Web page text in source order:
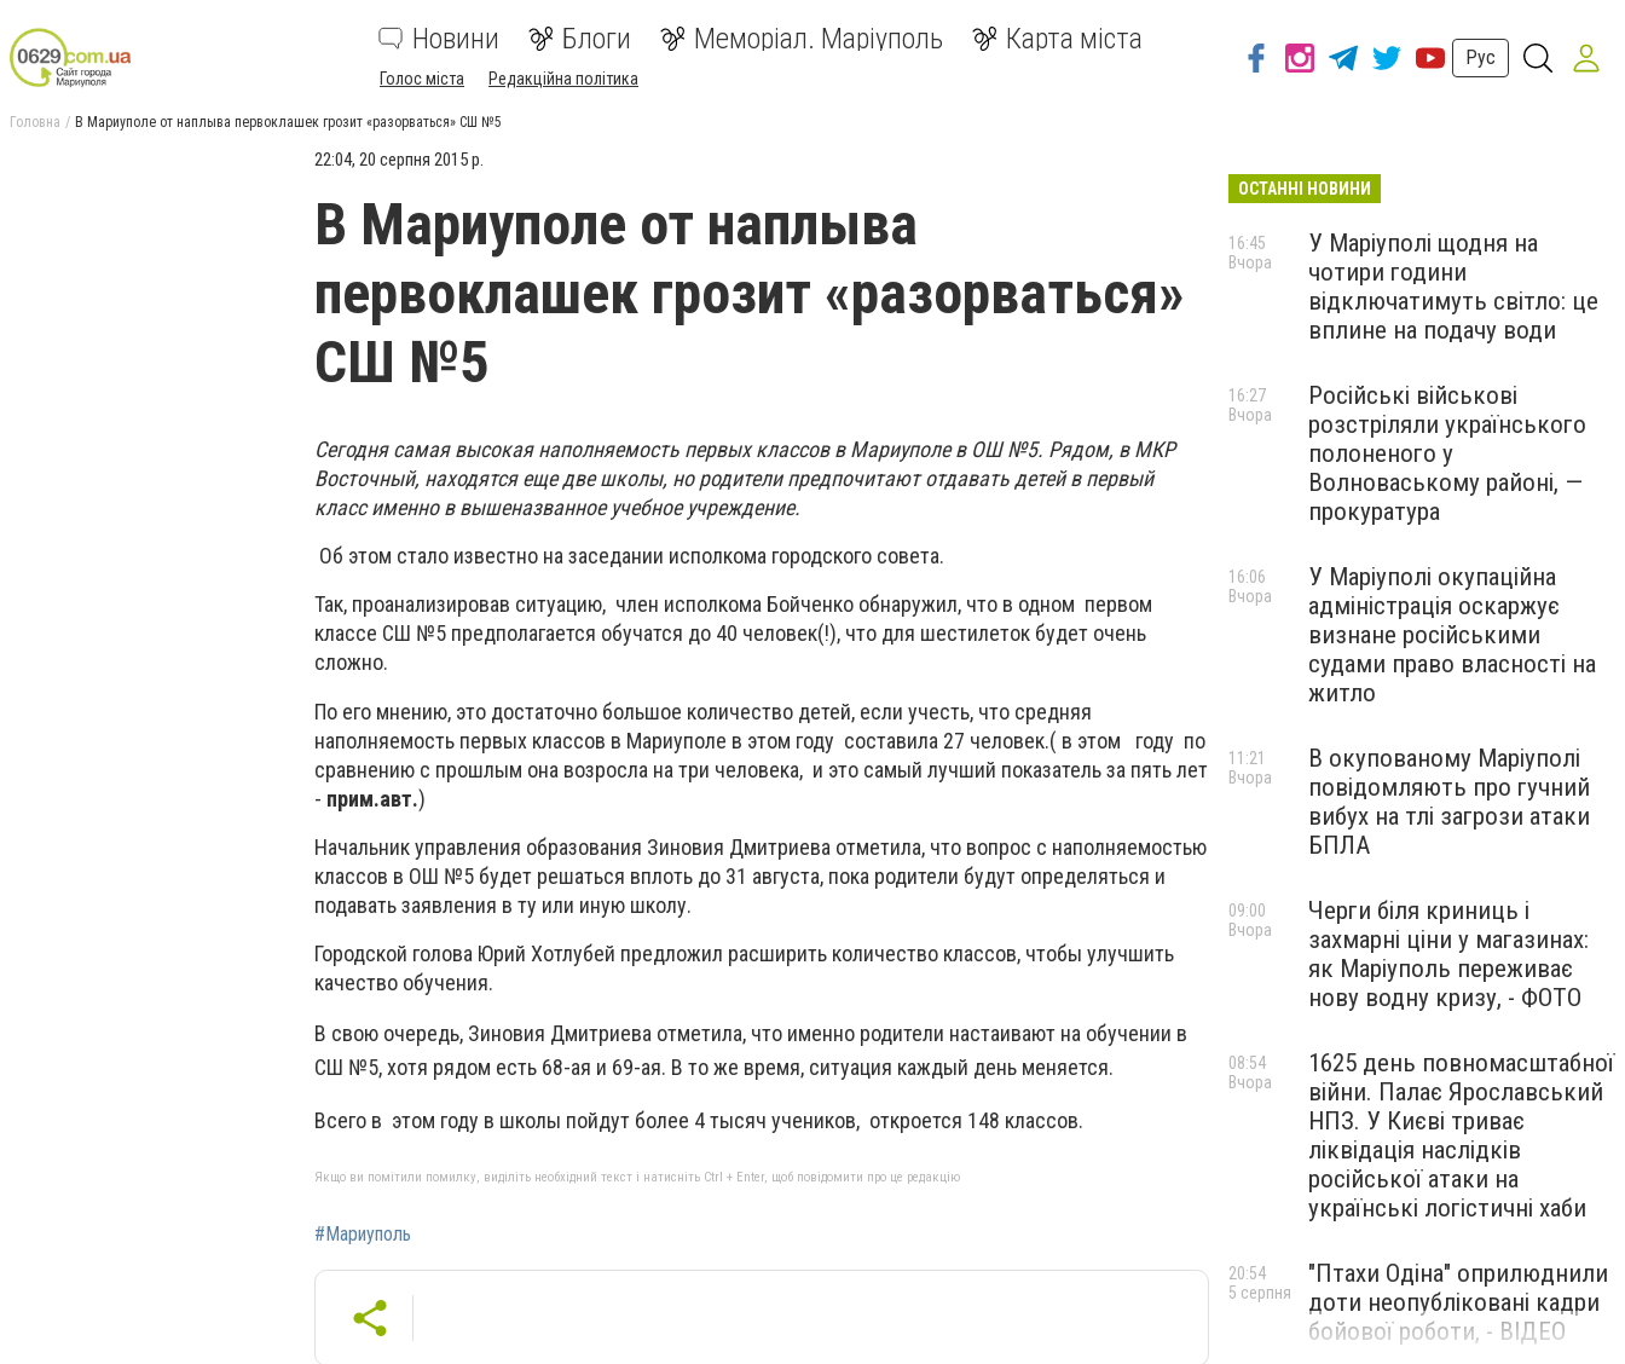
Новини Блоги Меморіал. Маріуполь Карта міста
Голос міста Редакційна політика
Рус
Головна В Мариуполе от наплыва первоклашек грозит «разорваться» СШ №5
22:04, 20 серпня 2015 р.
В Мариуполе от наплыва
первоклашек грозит «разорваться»
СШ №5
Сегодня самая высокая наполняемость первых классов в Мариуполе в ОШ №5. Рядом, в МКР
Восточный, находятся еще две школы, но родители предпочитают отдавать детей в первый
класс именно в вышеназванное учебное учреждение.
Об этом стало известно на заседании исполкома городского совета.
Так, проанализировав ситуацию, член исполкома Бойченко обнаружил, что в одном первом
классе СШ №5 предполагается обучатся до 40 человек(!), что для шестилеток будет очень
сложно.
По его мнению, это достаточно большое количество детей, если учесть, что средняя
наполняемость первых классов в Мариуполе в этом году составила 27 человек.( в этом году по
сравнению с прошлым она возросла на три человека, и это самый лучший показатель за пять лет
- прим.авт.)
Начальник управления образования Зиновия Дмитриева отметила, что вопрос с наполняемостью
классов в ОШ №5 будет решаться вплоть до 31 августа, пока родители будут определяться и
подавать заявления в ту или иную школу.
Городской голова Юрий Хотлубей предложил расширить количество классов, чтобы улучшить
качество обучения.
В свою очередь, Зиновия Дмитриева отметила, что именно родители настаивают на обучении в
СШ №5, хотя рядом есть 68-ая и 69-ая. В то же время, ситуация каждый день меняется.
Всего в этом году в школы пойдут более 4 тысяч учеников, откроется 148 классов.
Якщо ви помітили помилку, виділіть необхідний текст і натисніть Ctrl + Enter, щоб повідомити про це редакцію
#Мариуполь
ОСТАННІ НОВИНИ
У Маріуполі щодня на
чотири години
відключатимуть світло: це
вплине на подачу води
16:45
Вчора
Російські військові
розстріляли українського
полоненого у
Волноваському районі, —
прокуратура
16:27
Вчора
У Маріуполі окупаційна
адміністрація оскаржує
визнане російськими
судами право власності на
житло
16:06
Вчора
В окупованому Маріуполі
повідомляють про гучний
вибух на тлі загрози атаки
БПЛА
11:21
Вчора
Черги біля криниць і
захмарні ціни у магазинах:
як Маріуполь переживає
нову водну кризу, - ФОТО
09:00
Вчора
1625 день повномасштабної
війни. Палає Ярославський
НПЗ. У Києві триває
ліквідація наслідків
російської атаки на
українські логістичні хаби
08:54
Вчора
"Птахи Одіна" оприлюднили
доти неопубліковані кадри
бойової роботи, - ВІДЕО
20:54
5 серпня